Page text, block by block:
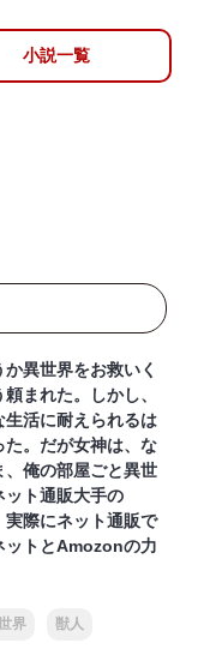
小説一覧
異世界をお救いく
まれた。しかし、
活に耐えられるは
。だが女神は、な
、俺の部屋ごと異世
ット通販大手の
際にネット通販で
トとAmozonの力
界 獣人